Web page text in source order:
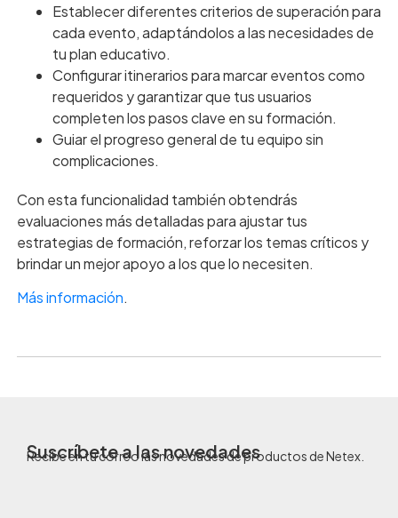
Establecer diferentes criterios de superación para
cada evento, adaptándolos a las necesidades de
tu plan educativo.
Configurar itinerarios para marcar eventos como
requeridos y garantizar que tus usuarios
completen los pasos clave en su formación.
Guiar el progreso general de tu equipo sin
complicaciones.
Con esta funcionalidad también obtendrás
evaluaciones más detalladas para ajustar tus
estrategias de formación, reforzar los temas críticos y
brindar un mejor apoyo a los que lo necesiten.
Más información.
Suscríbete a las novedades
Recibe en tu correo las novedades de productos de Netex.